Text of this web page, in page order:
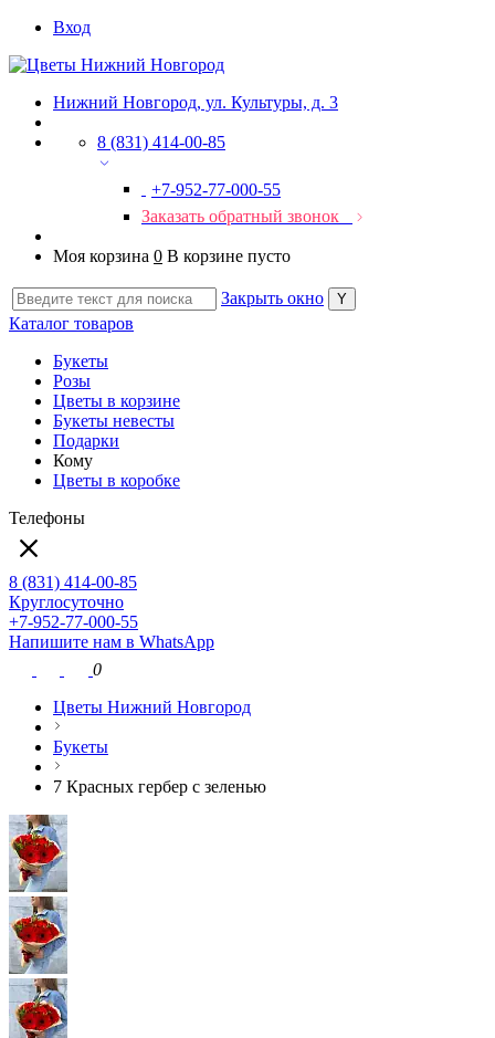
Вход
Нижний Новгород, ул. Культуры, д. 3
8 (831) 414-00-85
+7-952-77-000-55
Заказать обратный звонок
Моя корзина 0 В корзине пусто
Закрыть окно
Каталог товаров
Букеты
Розы
Цветы в корзине
Букеты невесты
Подарки
Кому
Цветы в коробке
Телефоны
8 (831) 414-00-85
Круглосуточно
+7-952-77-000-55
Напишите нам в WhatsApp
0
Цветы Нижний Новгород
Букеты
7 Красных гербер с зеленью